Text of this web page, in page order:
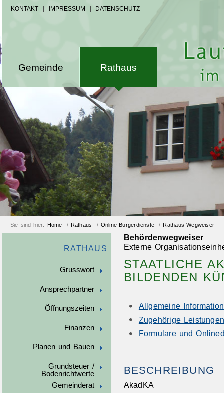
KONTAKT IMPRESSUM DATENSCHUTZ
Gemeinde Rathaus
Sie sind hier: Home / Rathaus / Online-Bürgerdienste / Rathaus-Wegweiser
RATHAUS
Grusswort
Ansprechpartner
Öffnungszeiten
Finanzen
Planen und Bauen
Grundsteuer /
Bodenrichtwerte
Gemeinderat
Behördenwegweiser
Externe
STAATLICHE
BILDENDEN
Allgemeine
Zugehörige
Formulare und
BESCHREIBUNG
AkadKA